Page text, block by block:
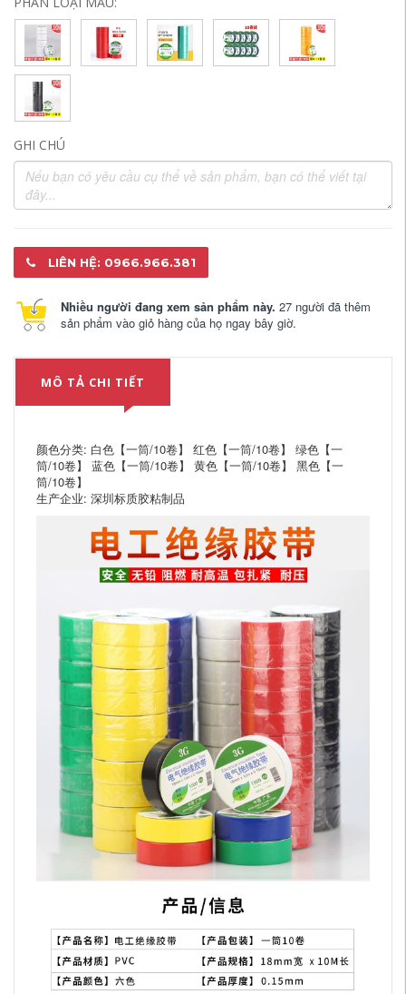
GHI CHÚ
LIÊN HỆ: 0966.966.381
Nhiều người đang xem sản phẩm này. 27 người đã thêm
sản phẩm vào giỏ hàng của họ ngay bây giờ.
MÔ TẢ CHI TIẾT
颜色分类: 白色【一筒/10卷】 红色【一筒/10卷】 绿色【一
筒/10卷】 蓝色【一筒/10卷】 黄色【一筒/10卷】 黑色【一
筒/10卷】
生产企业: 深圳标质胶粘制品